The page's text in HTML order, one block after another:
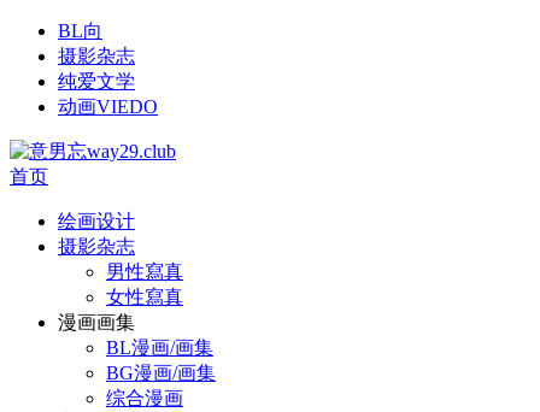
BL向
摄影杂志
纯爱文学
动画VIEDO
首页
绘画设计
摄影杂志
男性寫真
女性寫真
漫画画集
BL漫画/画集
BG漫画/画集
综合漫画